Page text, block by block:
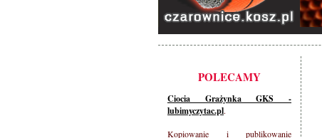
POLECAMY
Ciocia Grażynka GKS -
lubimyczytac.pl.
Kopiowanie i publikowanie